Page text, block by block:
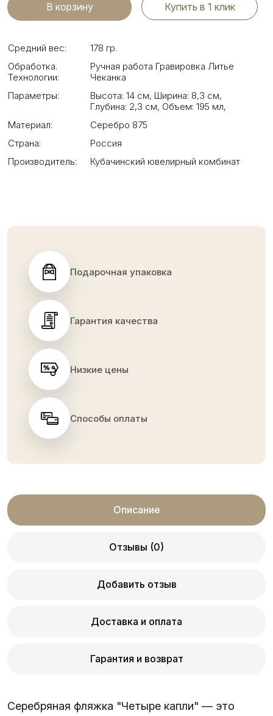
Купить в 1 клик
Средний вес:
178 гр.
Обработка.
Технологии:
Ручная работа Гравировка Литье
Чеканка
Параметры:
Высота: 14 см, Ширина: 8,3 см,
Глубина: 2,3 см, Объем: 195 мл,
Материал:
Серебро 875
Страна:
Россия
Производитель:
Кубачинский ювелирный комбинат
Подарочная упаковка
Гарантия качества
Низкие цены
Способы оплаты
Описание
Отзывы (0)
Добавить отзыв
Доставка и оплата
Гарантия и возврат
Серебряная фляжка "Четыре капли" — это